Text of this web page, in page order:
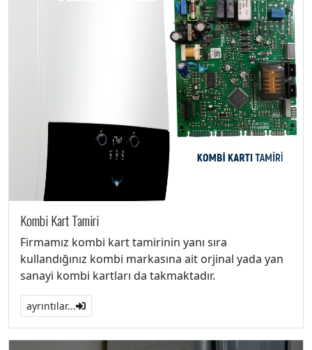
Kombi Kart Tamiri
Firmamız kombi kart tamirinin yanı sıra
kullandığınız kombi markasına ait orjinal yada yan
sanayi kombi kartları da takmaktadır.
ayrıntılar...